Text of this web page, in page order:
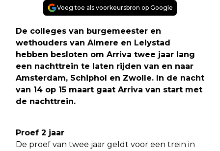
Voeg toe als voorkeursbron op Google
De colleges van burgemeester en
wethouders van Almere en Lelystad
hebben besloten om Arriva twee jaar lang
een nachttrein te laten rijden van en naar
Amsterdam, Schiphol en Zwolle. In de nacht
van 14 op 15 maart gaat Arriva van start met
de nachttrein.
Proef 2 jaar
De proef van twee jaar geldt voor een trein in